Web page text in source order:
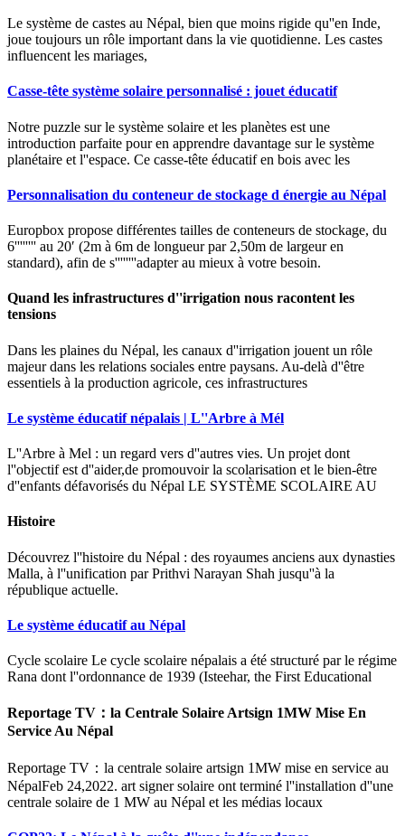
Le système de castes au Népal, bien que moins rigide qu''en Inde,
joue toujours un rôle important dans la vie quotidienne. Les castes
influencent les mariages,
Casse-tête système solaire personnalisé : jouet éducatif
Notre puzzle sur le système solaire et les planètes est une
introduction parfaite pour en apprendre davantage sur le système
planétaire et l''espace. Ce casse-tête éducatif en bois avec les
Personnalisation du conteneur de stockage d énergie au Népal
Europbox propose différentes tailles de conteneurs de stockage, du
6'''''''' au 20′ (2m à 6m de longueur par 2,50m de largeur en
standard), afin de s''''''''adapter au mieux à votre besoin.
Quand les infrastructures d''irrigation nous racontent les
tensions
Dans les plaines du Népal, les canaux d''irrigation jouent un rôle
majeur dans les relations sociales entre paysans. Au-delà d''être
essentiels à la production agricole, ces infrastructures
Le système éducatif népalais | L''Arbre à Mél
L''Arbre à Mel : un regard vers d''autres vies. Un projet dont
l''objectif est d''aider,de promouvoir la scolarisation et le bien-être
d''enfants défavorisés du Népal LE SYSTÈME SCOLAIRE AU
Histoire
Découvrez l''histoire du Népal : des royaumes anciens aux dynasties
Malla, à l''unification par Prithvi Narayan Shah jusqu''à la
république actuelle.
Le système éducatif au Népal
Cycle scolaire Le cycle scolaire népalais a été structuré par le régime
Rana dont l''ordonnance de 1939 (Isteehar, the First Educational
Reportage TV：la Centrale Solaire Artsign 1MW Mise En
Service Au Népal
Reportage TV：la centrale solaire artsign 1MW mise en service au
NépalFeb 24,2022. art signer solaire ont terminé l''installation d''une
centrale solaire de 1 MW au Népal et les médias locaux